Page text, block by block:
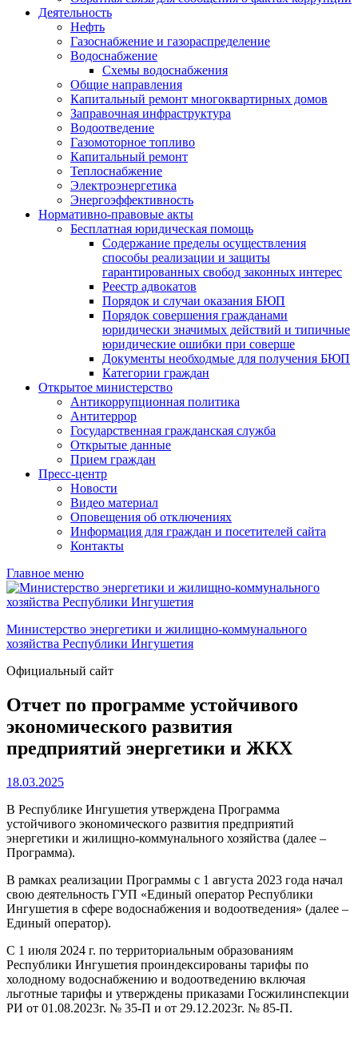
Деятельность
Нефть
Газоснабжение и газораспределение
Водоснабжение
Схемы водоснабжения
Общие направления
Капитальный ремонт многоквартирных домов
Заправочная инфраструктура
Водоотведение
Газомоторное топливо
Капитальный ремонт
Теплоснабжение
Электроэнергетика
Энергоэффективность
Нормативно-правовые акты
Бесплатная юридическая помощь
Содержание пределы осуществления
способы реализации и защиты
гарантированных свобод законных интерес
Реестр адвокатов
Порядок и случаи оказания БЮП
Порядок совершения гражданами
юридически значимых действий и типичные
юридические ошибки при соверше
Документы необходмые для получения БЮП
Категории граждан
Открытое министерство
Антикоррупционная политика
Антитеррор
Государственная гражданская служба
Открытые данные
Прием граждан
Пресс-центр
Новости
Видео материал
Оповещения об отключениях
Информация для граждан и посетителей сайта
Контакты
Главное меню
Министерство энергетики и жилищно-коммунального
хозяйства Республики Ингушетия
Официальный сайт
Отчет по программе устойчивого
экономического развития
предприятий энергетики и ЖКХ
18.03.2025
В Республике Ингушетия утверждена Программа
устойчивого экономического развития предприятий
энергетики и жилищно-коммунального хозяйства (далее –
Программа).
В рамках реализации Программы с 1 августа 2023 года начал
свою деятельность ГУП «Единый оператор Республики
Ингушетия в сфере водоснабжения и водоотведения» (далее –
Единый оператор).
С 1 июля 2024 г. по территориальным образованиям
Республики Ингушетия проиндексированы тарифы по
холодному водоснабжению и водоотведению включая
льготные тарифы и утверждены приказами Госжилинспекции
РИ от 01.08.2023г. № 35-П и от 29.12.2023г. № 85-П.